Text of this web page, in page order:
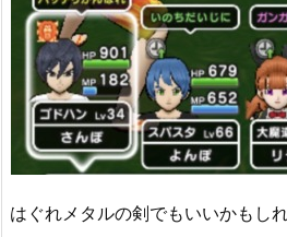
はぐれメタルの剣でもいいかもしれ